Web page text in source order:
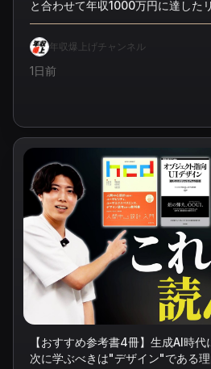
と合わせて年収1000万円に達した
年収爆上げチャンネル
1日前
【おすすめ参考書4冊】生成AI時
次に学ぶべきは"デザイン"である